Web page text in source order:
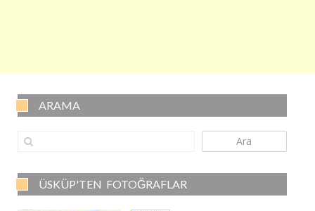
ARAMA
Ara
ÜSKÜP'TEN FOTOĞRAFLAR